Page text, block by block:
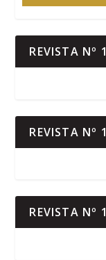
REVISTA Nº
REVISTA Nº
REVISTA Nº